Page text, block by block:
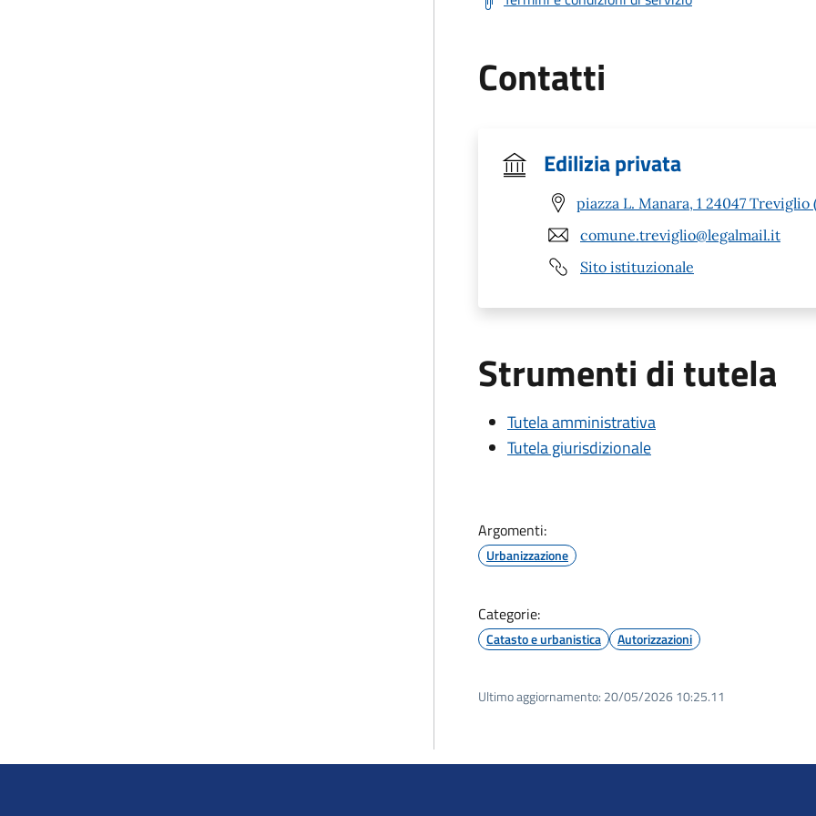
Contatti
Edilizia privata
piazza L. Manara, 1 24047 Treviglio
comune.treviglio@legalmail.it
Sito istituzionale
Strumenti di tutela
Tutela amministrativa
Tutela giurisdizionale
Argomenti:
Urbanizzazione
Categorie:
Catasto e urbanistica Autorizzazioni
Ultimo aggiornamento: 20/05/2026 10:25.11